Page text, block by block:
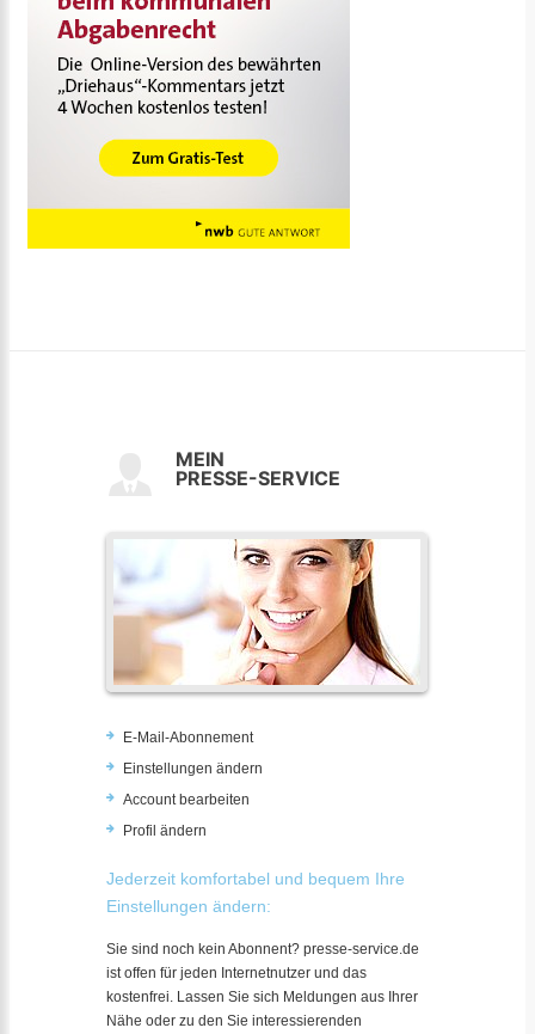
MEIN
PRESSE-SERVICE
E-Mail-Abonnement
Einstellungen ändern
Account bearbeiten
Profil ändern
Jederzeit komfortabel und bequem Ihre
Einstellungen ändern:
Sie sind noch kein Abonnent? presse-service.de
ist offen für jeden Internetnutzer und das
kostenfrei. Lassen Sie sich Meldungen aus Ihrer
Nähe oder zu den Sie interessierenden